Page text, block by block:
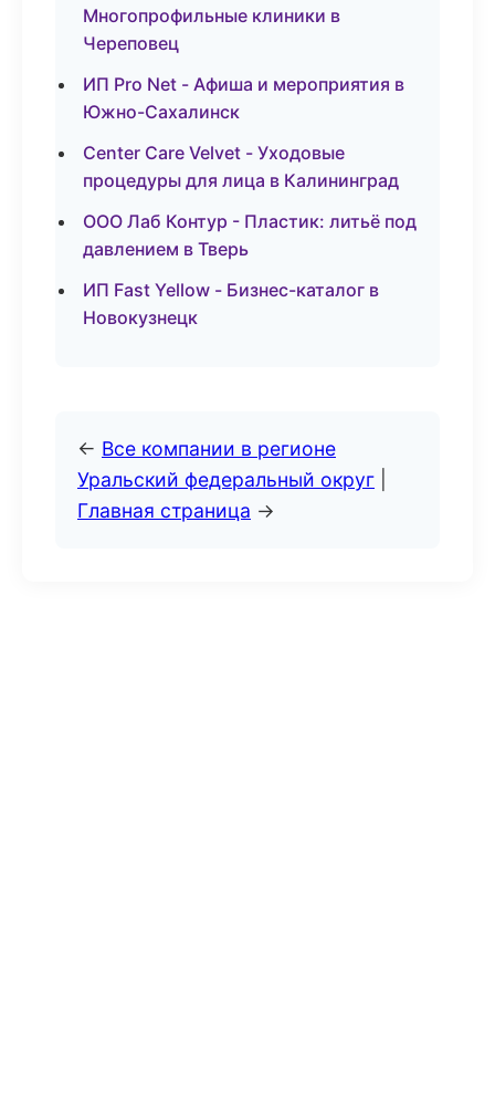
Многопрофильные клиники в
Череповец
ИП Pro Net - Афиша и мероприятия в
Южно-Сахалинск
Center Care Velvet - Уходовые
процедуры для лица в Калининград
ООО Лаб Контур - Пластик: литьё под
давлением в Тверь
ИП Fast Yellow - Бизнес-каталог в
Новокузнецк
← Все компании в регионе
Уральский федеральный округ
Главная страница →